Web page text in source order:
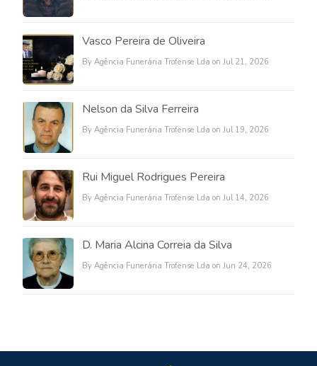
Vasco Pereira de Oliveira
By Agência Funerária Trofense Lda on Jul 21, 2026
Nelson da Silva Ferreira
By Agência Funerária Trofense Lda on Jul 19, 2026
Rui Miguel Rodrigues Pereira
By Agência Funerária Trofense Lda on Jul 14, 2026
D. Maria Alcina Correia da Silva
By Agência Funerária Trofense Lda on Jun 24, 2026